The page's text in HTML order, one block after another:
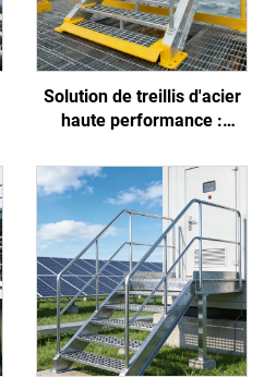
Solution de treillis d'acier
haute performance :
empêche les glissades des
travailleurs et réduit
l'encrassement